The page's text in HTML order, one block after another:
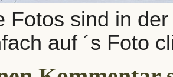
Fotos sind in
auf ´s Foto